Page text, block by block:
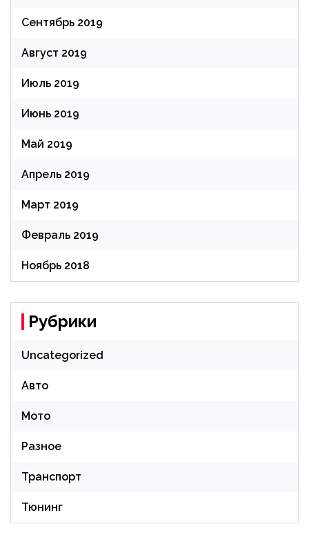
Сентябрь 2019
Август 2019
Июль 2019
Июнь 2019
Май 2019
Апрель 2019
Март 2019
Февраль 2019
Ноябрь 2018
Рубрики
Uncategorized
Авто
Мото
Разное
Транспорт
Тюнинг